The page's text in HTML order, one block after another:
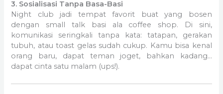
3. Sosialisasi Tanpa Basa-Basi
Night club jadi tempat favorit buat yang bosen
dengan small talk basi ala coffee shop. Di sini,
komunikasi seringkali tanpa kata: tatapan, gerakan
tubuh, atau toast gelas sudah cukup. Kamu bisa kenal
orang baru, dapat teman joget, bahkan kadang…
dapat cinta satu malam (ups!).